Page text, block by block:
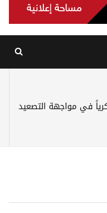
في مواجهة التصعيد